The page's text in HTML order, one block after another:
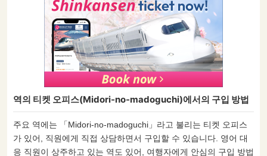
역의 티켓 오피스(Midori-no-madoguchi)에서의 구입 방법
주요 역에는 「Midori-no-madoguchi」라고 불리는 티켓 오피스
가 있어, 직원에게 직접 상담하면서 구입할 수 있습니다. 영어 대
응 직원이 상주하고 있는 역도 있어, 여행자에게 안심의 구입 방법